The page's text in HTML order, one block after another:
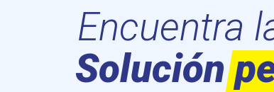
Encuentra
Solución